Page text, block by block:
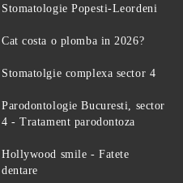
Stomatologie Popesti-Leordeni
Cat costa o plomba in 2026?
Stomatolgie complexa sector 4
Parodontologie Bucuresti, sector
4 - Tratament parodontoza
Hollywood smile - Fatete
dentare